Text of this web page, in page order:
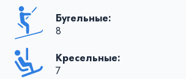
Бугельные:
8
Кресельные:
7